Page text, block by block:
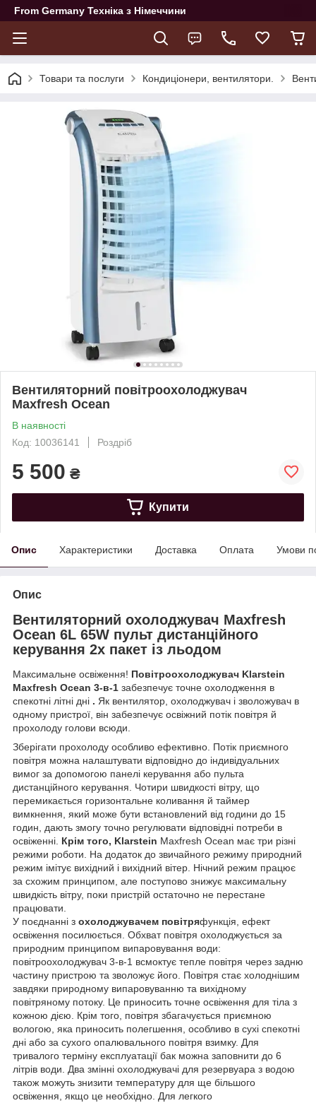
From Germany Техніка з Німеччини
Товари та послуги Кондиціонери, вентилятори.
Вентиляторний повітроохолоджувач
Maxfresh Ocean
В наявності
Код: 10036141
Роздріб
5 500 ₴
Купити
Опис Характеристики Доставка Оплата Умови
Опис
Вентиляторний охолоджувач Maxfresh
Ocean 6L 65W пульт дистанційного
керування 2x пакет із льодом
Максимальне освіження! Повітроохолоджувач Klarstein
Maxfresh Ocean 3-в-1 забезпечує точне охолодження в
спекотні літні дні . Як вентилятор, охолоджувач і зволожувач в
одному пристрої, він забезпечує освіжний потік повітря й
прохолоду голови всюди.
Зберігати прохолоду особливо ефективно. Потік приємного
повітря можна налаштувати відповідно до індивідуальних
вимог за допомогою панелі керування або пульта
дистанційного керування. Чотири швидкості вітру, що
перемикається горизонтальне коливання й таймер
вимкнення, який може бути встановлений від години до 15
годин, дають змогу точно регулювати відповідні потреби в
освіженні. Крім того, Klarstein Maxfresh Ocean має три різні
режими роботи. На додаток до звичайного режиму природний
режим імітує вихідний і вихідний вітер. Нічний режим працює
за схожим принципом, але поступово знижує максимальну
швидкість вітру, поки пристрій остаточно не перестане
працювати.
У поєднанні з охолоджувачем повітряфункція, ефект
освіження посилюється. Обхват повітря охолоджується за
природним принципом випаровування води:
повітроохолоджувач 3-в-1 всмоктує тепле повітря через задню
частину пристрою та зволожує його. Повітря стає холоднішим
завдяки природному випаровуванню та вихідному
повітряному потоку. Це приносить точне освіження для тіла з
кожною дією. Крім того, повітря збагачується приємною
вологою, яка приносить полегшення, особливо в сухі спекотні
дні або за сухого опалювального повітря взимку. Для
тривалого терміну експлуатації бак можна заповнити до 6
літрів води. Два змінні охолоджувачі для резервуара з водою
також можуть знизити температуру для ще більшого
освіження, якщо це необхідно. Для легкого